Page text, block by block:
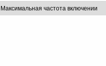
Максимальная частота включении